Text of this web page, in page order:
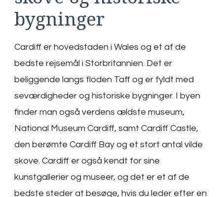
bygninger
Cardiff er hovedstaden i Wales og et af de
bedste rejsemål i Storbritannien. Det er
beliggende langs floden Taff og er fyldt med
seværdigheder og historiske bygninger. I byen
finder man også verdens ældste museum,
National Museum Cardiff, samt Cardiff Castle,
den berømte Cardiff Bay og et stort antal vilde
skove. Cardiff er også kendt for sine
kunstgallerier og museer, og det er et af de
bedste steder at besøge, hvis du leder efter en